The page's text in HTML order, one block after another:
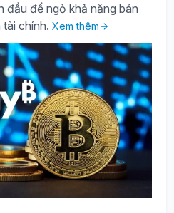
đầu để ngỏ khả năng bán
chính. Xem thêm